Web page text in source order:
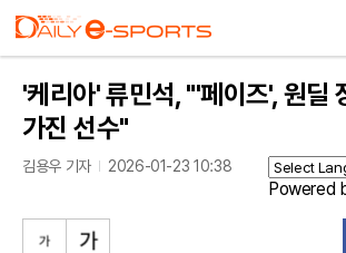
'케리아' 류민석, "'페이즈', 원딜
가진 선수"
김용우 기자 2026-01-23 10:38
Powered